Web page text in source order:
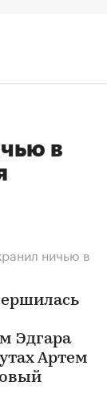
в
ничью в
Эдгара
Артем